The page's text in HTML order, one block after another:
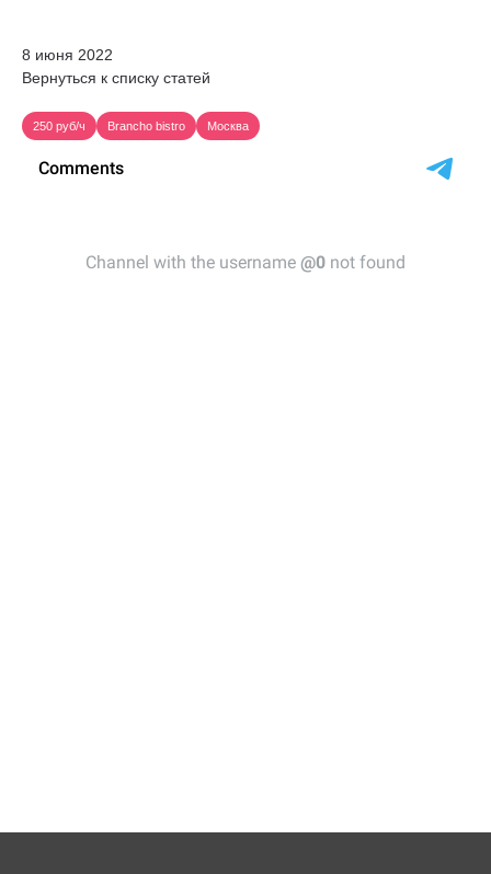
8 июня 2022
Вернуться к списку статей
250 руб/ч Brancho bistro Москва